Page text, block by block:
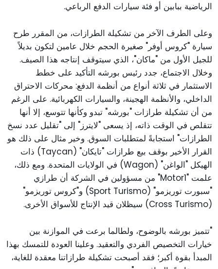
الرياضية ببابين أو فئة سيارات الدفع الرباعي.
وعلى الطرف الآخر من تشكيلة الطرازات، من المقرر طرح
سيارة "كروس أوفر" صغيرة الحجم خلال عامين لتكون بديلاً
للجيل الأول من "ماكان"، الذي سيتوقف إنتاجه هذا الصيف.
وخلال الاجتماع، جدد رئيس بورشه التأكيد على خطط
الاستثمار في ثلاثة أنواع من أنظمة الدفع: محركات الاحتراق
الداخلي، والأنظمة الهجينة، والسيارات الكهربائية. على الرغم
من أن تشكيلة طرازات "بورشه" تبدو وكأنها تتوسع، إلا أنها
تتقلص في الوقت ذاته، إذ يسعى "لايترز" إلى "تقليل عدد نسخ
الطرازات" استجابةً لمتطلبات السوق. وخير مثال على ذلك هو
القرار الأخير بوقف بيع طرازات "تايكان" (Taycan) ذات
الهيكل "الواغن" (Wagon) في الولايات المتحدة. ومع ذلك،
علمت "Motor1" من مسؤولين في الشركة أن طرازي
"سبورت توريزمو" (Sport Turismo) و"كروس توريزمو"
(Cross Turismo) سيظلان قيد الإنتاج للأسواق الأخرى.
"تتميز بورشه بالوضوح، ولطالما برعت في الموازنة بين
خيارات التخصيص الفردي والتعقيد. وعلينا العودة للتمسك بهذا
المبدأ بقوة أكبر؛ فقد أصبحت تشكيلة طرازاتنا معقدة للغاية،